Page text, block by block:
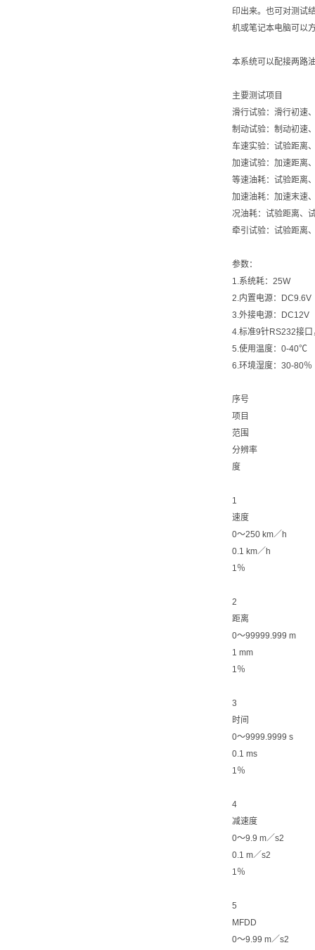
印出来。也可对测试
机或笔记本电脑可以
本系统可以配接两路
主要测试项目
滑行试验：滑行初速
制动试验：制动初速
车速实验：试验距离
加速试验：加速距离
等速油耗：试验距离
加速油耗：加速末速
况油耗：试验距离、
牵引试验：试验距离
参数：
1.系统耗：25W
2.内置电源：DC9.6V
3.外接电源：DC12V
4.标准9针RS232接
5.使用温度：0-40℃
6.环境湿度：30-80％
序号
项目
范围
分辨率
度
1
速度
0〜250 km／h
0.1 km／h
1％
2
距离
0〜99999.999 m
1 mm
1％
3
时间
0〜9999.9999 s
0.1 ms
1％
4
减速度
0〜9.9 m／s2
0.1 m／s2
1％
5
MFDD
0〜9.99 m／s2